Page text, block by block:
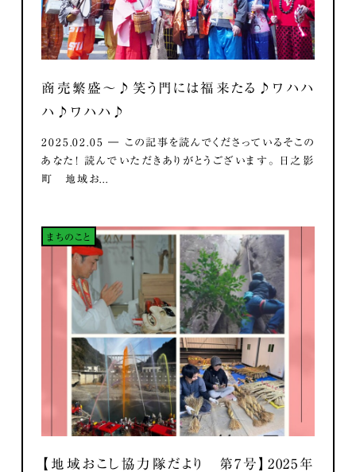
商売繁盛～♪笑う門には福来たる♪ワハハ
ハ♪ワハハ♪
2025.02.05 ― この記事を読んでくださっているそこの
あなた！ 読んでいただきありがとうございます。 日之影
町 地域お...
まちのこと
【地域おこし協力隊だより 第7号】2025年